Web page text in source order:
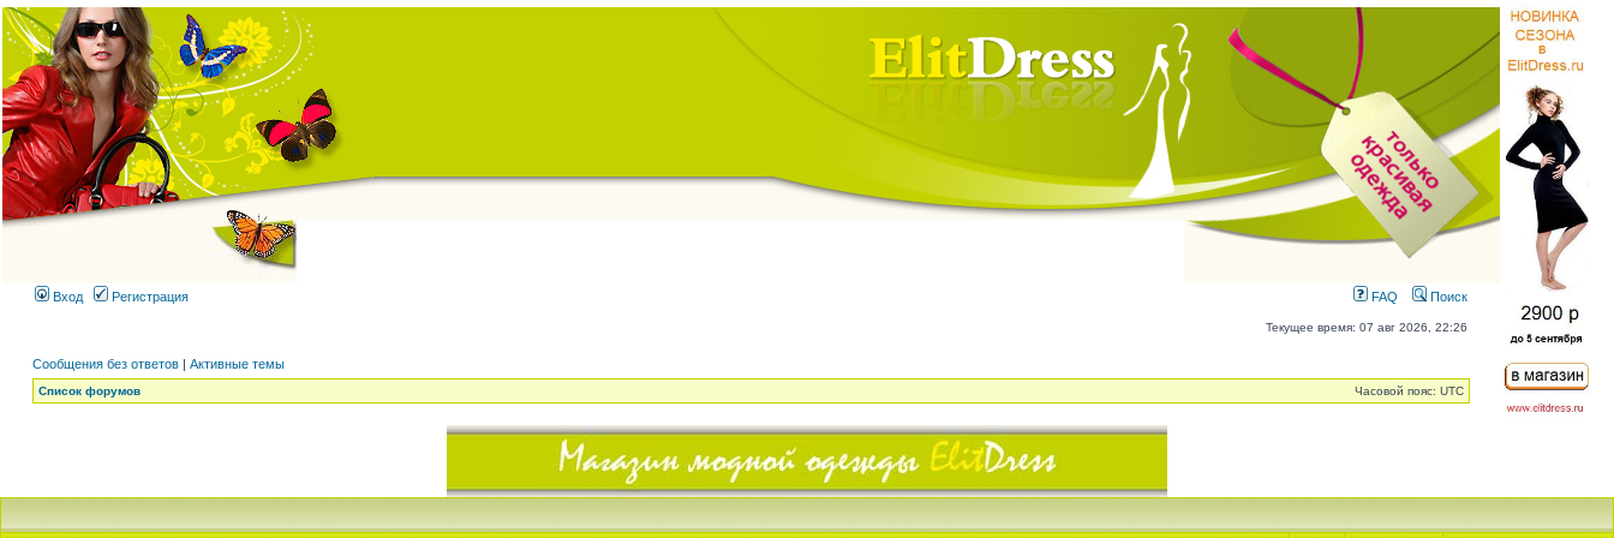
Вход Регистрация FAQ Поиск
Текущее время: 07 авг 2026, 22:26
Сообщения без ответов | Активные темы
Список форумов Часовой пояс: UTC